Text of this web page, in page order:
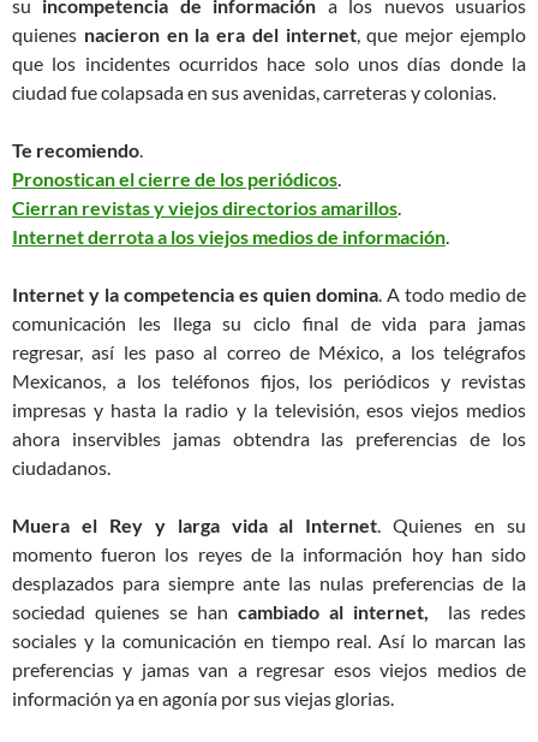
su incompetencia de información a los nuevos usuarios
quienes nacieron en la era del internet, que mejor ejemplo
que los incidentes ocurridos hace solo unos días donde la
ciudad fue colapsada en sus avenidas, carreteras y colonias.
Te recomiendo.
Pronostican el cierre de los periódicos.
Cierran revistas y viejos directorios amarillos.
Internet derrota a los viejos medios de información.
Internet y la competencia es quien domina. A todo medio de
comunicación les llega su ciclo final de vida para jamas
regresar, así les paso al correo de México, a los telégrafos
Mexicanos, a los teléfonos fijos, los periódicos y revistas
impresas y hasta la radio y la televisión, esos viejos medios
ahora inservibles jamas obtendra las preferencias de los
ciudadanos.
Muera el Rey y larga vida al Internet. Quienes en su
momento fueron los reyes de la información hoy han sido
desplazados para siempre ante las nulas preferencias de la
sociedad quienes se han cambiado al internet, las redes
sociales y la comunicación en tiempo real. Así lo marcan las
preferencias y jamas van a regresar esos viejos medios de
información ya en agonía por sus viejas glorias.